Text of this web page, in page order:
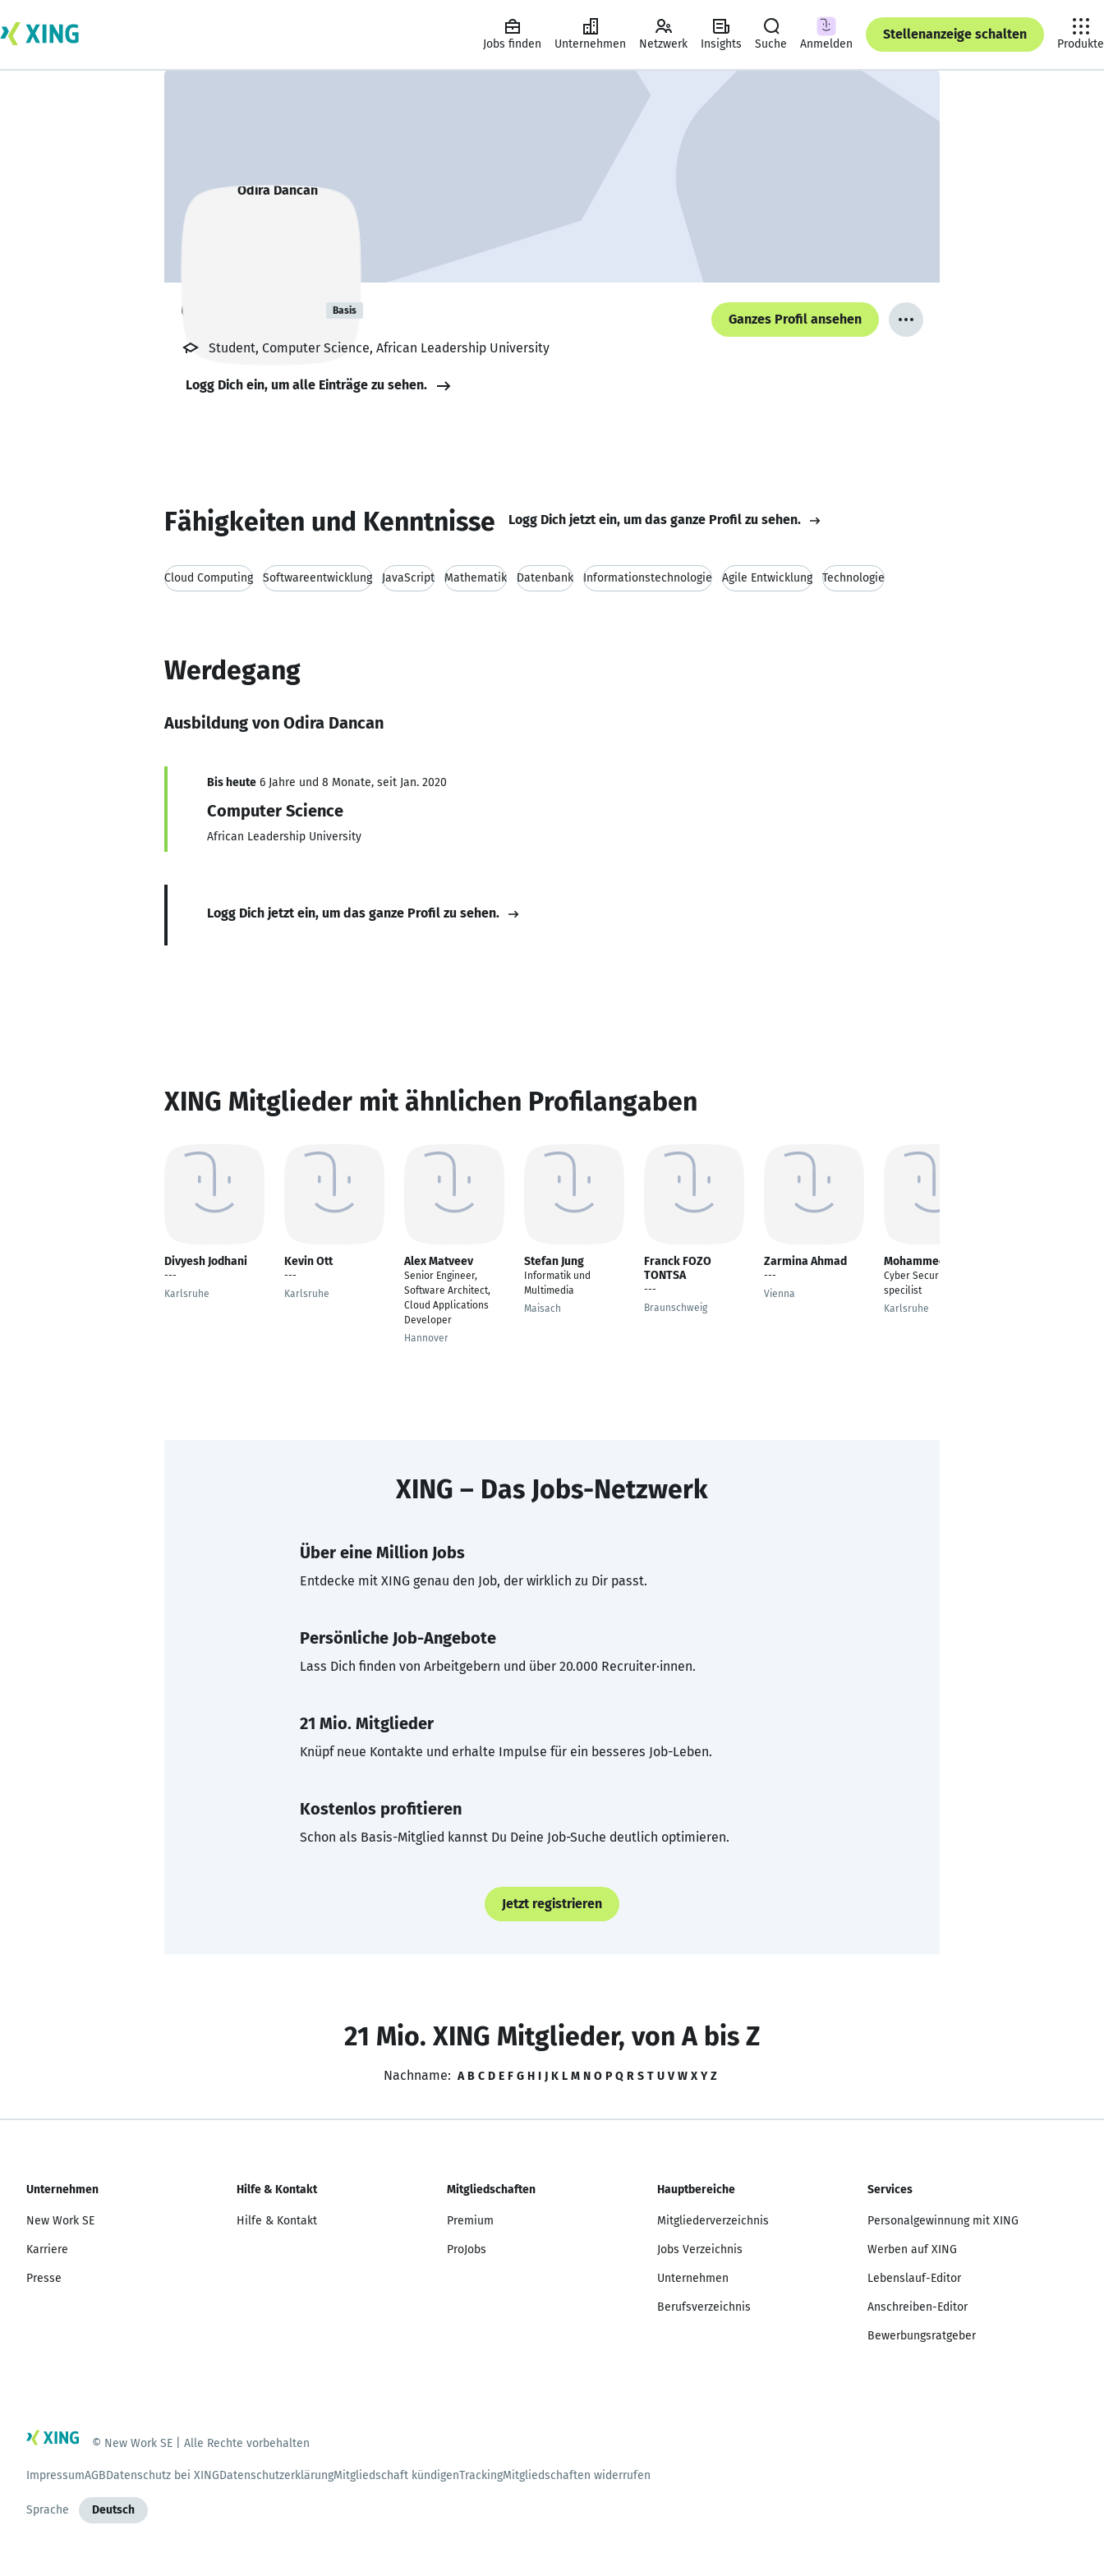
Jobs finden Unternehmen Netzwerk Insights Suche Anmelden
Stellenanzeige schalten
Produkte
Odira Dancan Basis
Ganzes Profil ansehen
Student, Computer Science, African Leadership University
Logg Dich ein, um alle Einträge zu sehen.
Fähigkeiten und Kenntnisse Logg Dich jetzt ein, um das ganze Profil zu sehen.
Cloud Computing Softwareentwicklung JavaScript Mathematik Datenbank Informationstechnologie Agile Entwicklung Technologie
Werdegang
Ausbildung von Odira Dancan
Bis heute 6 Jahre und 8 Monate, seit Jan. 2020
Computer Science
African Leadership University
Logg Dich jetzt ein, um das ganze Profil zu sehen.
XING Mitglieder mit ähnlichen Profilangaben
Divyesh Jodhani
---
Karlsruhe
Kevin Ott
---
Karlsruhe
Alex Matveev
Senior Engineer,
Software Architect,
Cloud Applications
Developer
Hannover
Stefan Jung
Informatik und
Multimedia
Maisach
Franck FOZO
TONTSA
---
Braunschweig
Zarmina Ahmad
---
Vienna
Mohammed Hanif
Cyber Security
specilist
Karlsruhe
XING – Das Jobs-Netzwerk
Über eine Million Jobs
Entdecke mit XING genau den Job, der wirklich zu Dir passt.
Persönliche Job-Angebote
Lass Dich finden von Arbeitgebern und über 20.000 Recruiter·innen.
21 Mio. Mitglieder
Knüpf neue Kontakte und erhalte Impulse für ein besseres Job-Leben.
Kostenlos profitieren
Schon als Basis-Mitglied kannst Du Deine Job-Suche deutlich optimieren.
Jetzt registrieren
21 Mio. XING Mitglieder, von A bis Z
Nachname: A B C D E F G H I J K L M N O P Q R S T U V W X Y Z
Unternehmen
New Work SE
Karriere
Presse
Hilfe & Kontakt
Hilfe & Kontakt
Mitgliedschaften
Premium
ProJobs
Hauptbereiche
Mitgliederverzeichnis
Jobs Verzeichnis
Unternehmen
Berufsverzeichnis
Services
Personalgewinnung mit XING
Werben auf XING
Lebenslauf-Editor
Anschreiben-Editor
Bewerbungsratgeber
© New Work SE | Alle Rechte vorbehalten
ImpressumAGBDatenschutz bei XINGDatenschutzerklärungMitgliedschaft kündigenTrackingMitgliedschaften widerrufen
Sprache Deutsch